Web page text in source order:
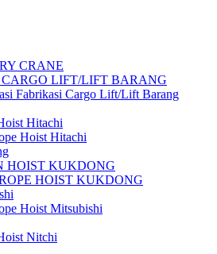
CRANE
LIFT/LIFT BARANG
Fabrikasi Cargo Lift/Lift Barang
Hitachi
Hoist Hitachi
HOIST KUKDONG
HOIST KUKDONG
Hoist Mitsubishi
Nitchi